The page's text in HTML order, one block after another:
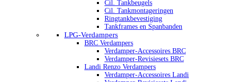
Cil. Tankbeugels
Cil. Tankmontageringen
Ringtankbevestiging
Tankframes en Spanbanden
LPG-Verdampers
BRC Verdampers
Verdamper-Accessoires BRC
Verdamper-Revisiesets BRC
Landi Renzo Verdampers
Verdamper-Accessoires Landi